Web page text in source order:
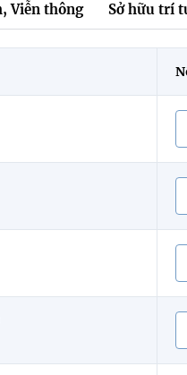
Viễn thông Sở hữu trí